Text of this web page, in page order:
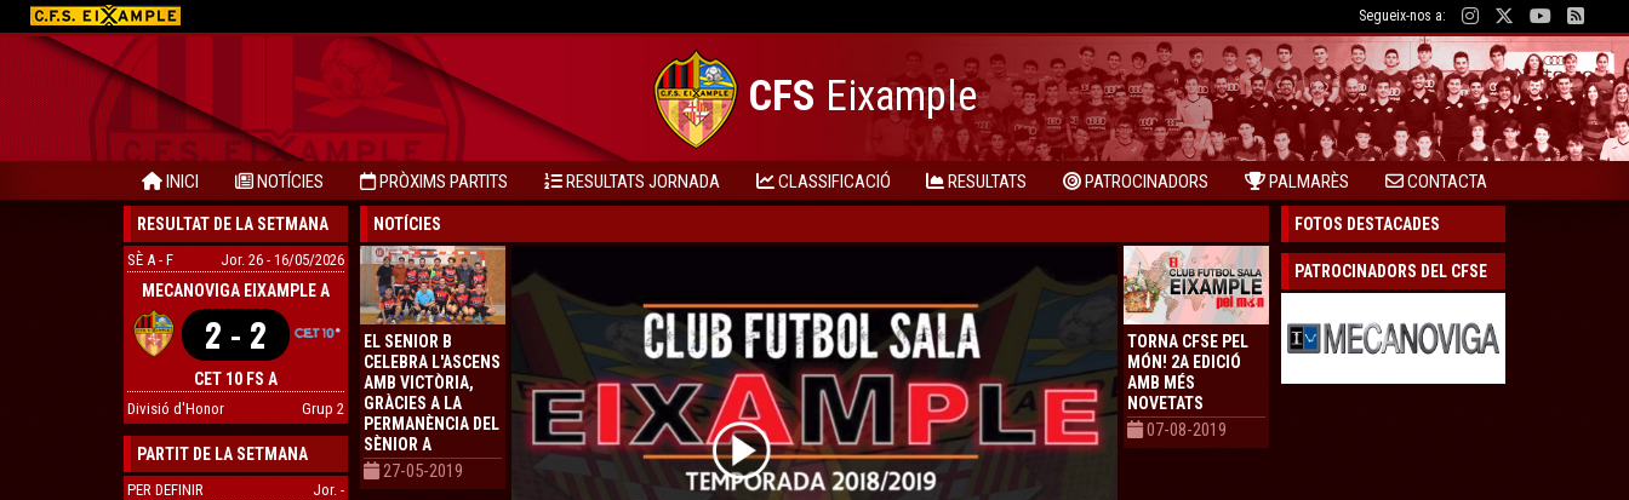
Segueix-nos a:
CFS Eixample
INICI NOTÍCIES PRÒXIMS PARTITS RESULTATS JORNADA CLASSIFICACIÓ RESULTATS PATROCINADORS PALMARÈS CONTACTA
RESULTAT DE LA SETMANA
SÈ A - F Jor. 26 - 16/05/2026
MECANOVIGA EIXAMPLE A
2 - 2
CET 10 FS A
Divisió d'Honor Grup 2
PARTIT DE LA SETMANA
PER DEFINIR Jor. -
NOTÍCIES
EL SENIOR B
CELEBRA L'ASCENS
AMB VICTÒRIA,
GRÀCIES A LA
PERMANÈNCIA DEL
SÈNIOR A
27-05-2019
TORNA CFSE PEL
MÓN! 2A EDICIÓ
AMB MÉS
NOVETATS
07-08-2019
FOTOS DESTACADES
PATROCINADORS DEL CFSE